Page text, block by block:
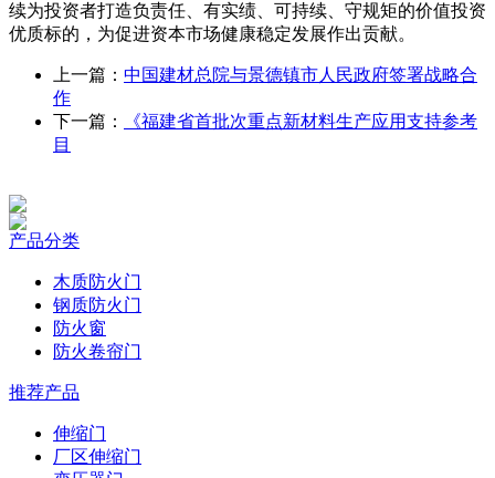
续为投资者打造负责任、有实绩、可持续、守规矩的价值投资
优质标的，为促进资本市场健康稳定发展作出贡献。
上一篇： 中国建材总院与景德镇市人民政府签署战略合
作
下一篇：
《福建省首批次重点新材料生产应用支持参考
目
产品分类
木质防火门
钢质防火门
防火窗
防火卷帘门
推荐产品
伸缩门
厂区伸缩门